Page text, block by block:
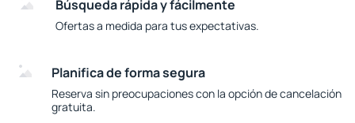
Búsqueda rápida y fácilmente
Ofertas a medida para tus expectativas.
Planifica de forma segura
Reserva sin preocupaciones con la opción de cancelación
gratuita.